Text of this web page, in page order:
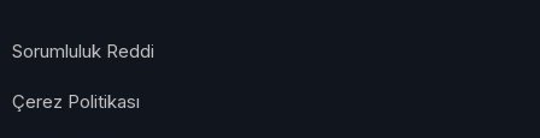
Sorumluluk Reddi
Çerez Politikası